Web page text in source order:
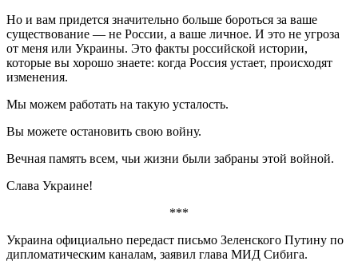
Но и вам придется значительно больше бороться за ваше
существование — не России, а ваше личное. И это не угроза
от меня или Украины. Это факты российской истории,
которые вы хорошо знаете: когда Россия устает, происходят
изменения.
Мы можем работать на такую усталость.
Вы можете остановить свою войну.
Вечная память всем, чьи жизни были забраны этой войной.
Слава Украине!
***
Украина официально передаст письмо Зеленского Путину по
дипломатическим каналам, заявил глава МИД Сибига.